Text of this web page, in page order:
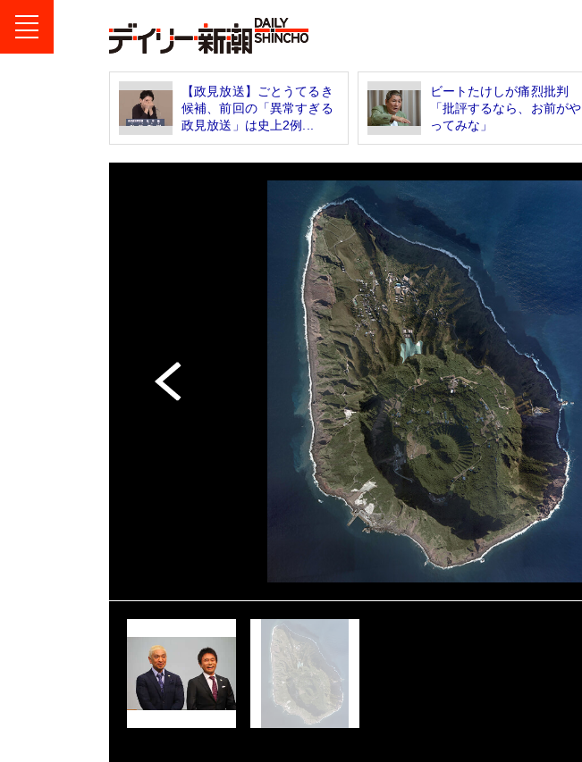
【政見放送】ごとうてるき
候補、前回の「異常すぎる
政見放送」は史上2例...
ビートたけしが痛烈批判
「批評するなら、お前がや
ってみな」